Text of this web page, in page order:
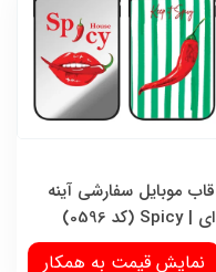
قاب موبایل سفارشی آینه
ای | Spicy (کد 0596)
نمایش قیمت به همکار